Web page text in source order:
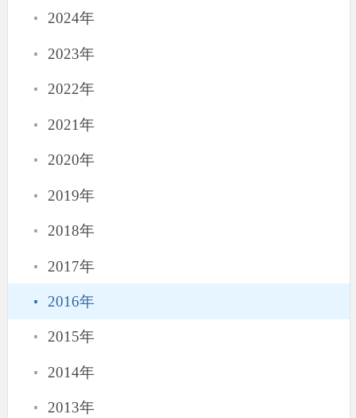
· 2024年
· 2023年
· 2022年
· 2021年
· 2020年
· 2019年
· 2018年
· 2017年
· 2016年
· 2015年
· 2014年
· 2013年